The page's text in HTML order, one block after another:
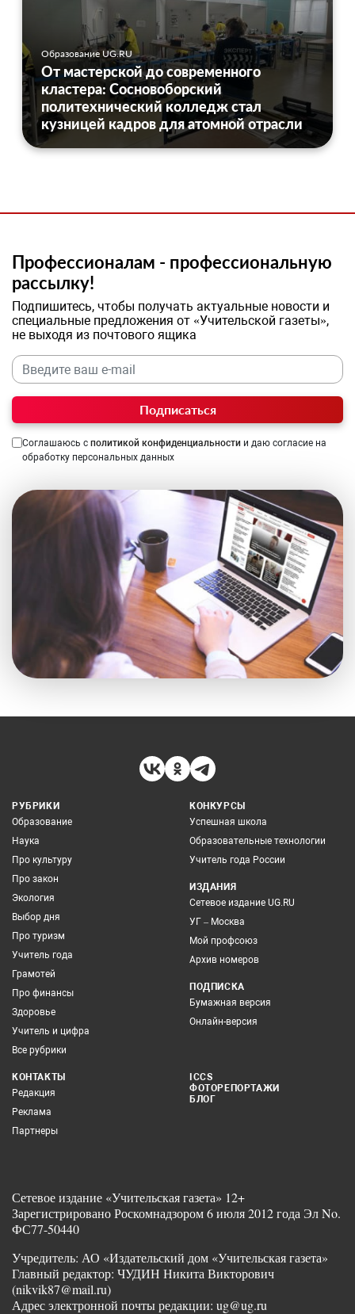
Образование UG.RU
От мастерской до современного
кластера: Сосновоборский
политехнический колледж стал
кузницей кадров для атомной отрасли
Профессионалам - профессиональную
рассылку!
Подпишитесь, чтобы получать актуальные новости и
специальные предложения от «Учительской газеты»,
не выходя из почтового ящика
Подписаться
Соглашаюсь с политикой конфиденциальности и даю согласие на
обработку персональных данных
РУБРИКИ
Образование
Наука
Про культуру
Про закон
Экология
Выбор дня
Про туризм
Учитель года
Грамотей
Про финансы
Здоровье
Учитель и цифра
Все рубрики
КОНКУРСЫ
Успешная школа
Образовательные технологии
Учитель года России
ИЗДАНИЯ
Сетевое издание UG.RU
УГ – Москва
Мой профсоюз
Архив номеров
ПОДПИСКА
Бумажная версия
Онлайн-версия
КОНТАКТЫ
Редакция
Реклама
Партнеры
ICCS
ФОТОРЕПОРТАЖИ
БЛОГ
Сетевое издание «Учительская газета» 12+
Зарегистрировано Роскомнадзором 6 июля 2012 года Эл No.
ФС77-50440
Учредитель: АО «Издательский дом «Учительская газета»
Главный редактор: ЧУДИН Никита Викторович
(nikvik87@mail.ru)
Адрес электронной почты редакции: ug@ug.ru